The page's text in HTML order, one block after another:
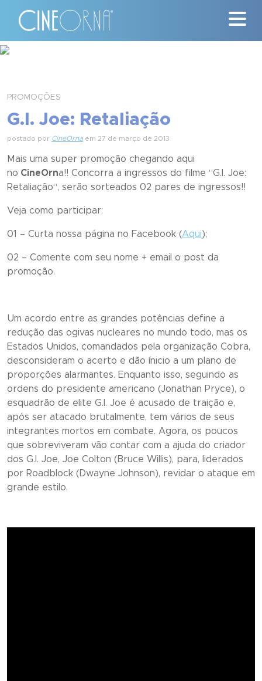
#ClássicosCineOrna
Nossa História
PROMOÇÕES
G.I. Joe: Retaliação
postado por CineOrna em 27 de março de 2013
Mais uma super promoção chegando aqui
no CineOrna!! Concorra a ingressos do filme “G.I. Joe:
Retaliação“, serão sorteados 02 pares de ingressos!!
Veja como participar:
01 – Curta nossa página no Facebook (Aqui);
02 – Comente com seu nome + email o post da
promoção.
Um acordo entre as grandes potências define a
redução das ogivas nucleares no mundo todo, mas os
Estados Unidos, comandados pela organização Cobra,
desconsideram o acerto e dão ínicio a um plano de
proporções alarmantes. Enquanto isso, seguindo as
ordens do presidente americano (Jonathan Pryce), o
esquadrão de elite G.I. Joe é acusado de traição e,
após ser atacado brutalmente, tem vários de seus
integrantes mortos em combate. Agora, os poucos
que sobreviveram vão contar com a ajuda do criador
dos G.I. Joe, Joe Colton (Bruce Willis), para, liderados
por Roadblock (Dwayne Johnson), revidar o ataque em
grande estilo.